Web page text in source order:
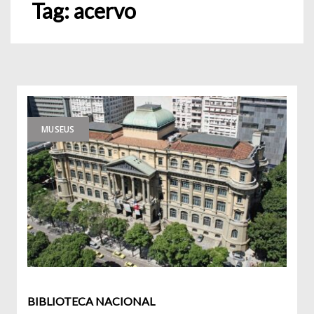
Tag:acervo
MUSEUS
BIBLIOTECA NACIONAL